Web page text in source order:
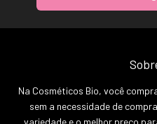
Na Cosméticos Bio, você
sem a necessidade de
variedade e o melhor preço